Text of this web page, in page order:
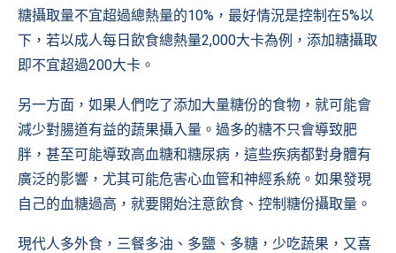
糖攝取量不宜超過總熱量的10%，最好情況是控制在5%以
下，若以成人每日飲食總熱量2,000大卡為例，添加糖攝取
即不宜超過200大卡。
另一方面，如果人們吃了添加大量糖份的食物，就可能會
減少對腸道有益的蔬果攝入量。過多的糖不只會導致肥
胖，甚至可能導致高血糖和糖尿病，這些疾病都對身體有
廣泛的影響，尤其可能危害心血管和神經系統。如果發現
自己的血糖過高，就要開始注意飲食、控制糖份攝取量。
現代人多外食，三餐多油、多鹽、多糖，少吃蔬果，又喜